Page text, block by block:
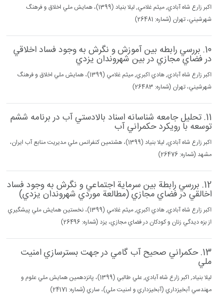
اكبر زارع شاه آبادي, ميثم غلامي, ليلا بنياد (1399)، همايش ملي اخلاق و فرهنگ
شهرشيني، تهران (شماره: 26481)
10. بررسي رابطه بين آموزش و نگرش به وجود فساد اخلاقي
در فضاي مجازي در بين شهروندان يزدي
اكبر زارع شاه آبادي, هادي اكبري, ميثم غلامي (1399)، همايش ملي اخلاق و فرهنگ
شهرشيني، تهران (شماره: 26483)
11. تحليل جامعه شناسانه اسناد بالادستي آب در برنامه ششم
توسعه با رويكرد حكمراني آب
اكبر زارع شاه آبادي, ليلا بنياد (1399)، هشتمين كنفرانس ملي مديريت منابع آب ايران،
مشهد (شماره: 26476)
12. بررسي رابطة بين سرماية اجتماعي و نگرش به وجود فساد
اخالقي در فضاي مجازي (مطالعة موردي شهروندان يزدي)
اكبر زارع شاه آبادي, هادي اكبري, ميثم غلامي (1399)، نخستين همايش ملي پيشگيري
از بزه ديدگي زنان و كودكان در فضاي مجازي، يزد (شماره: 26496)
13. حكمراني صحيح آب گامي در جهت بسترسازي امنيت
ملي
ليلا بنياد, اكبر زارع شاه آبادي, علي طالبي (1399)، پانزدهمين همايش ملي علوم و
مهندسي آبخيزداري (آبخيزداري و امنيت ملي)، ساري (شماره: 24171)